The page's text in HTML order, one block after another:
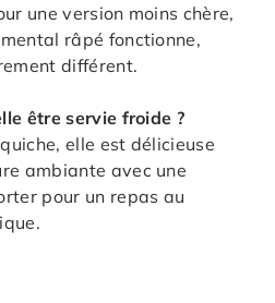
une version moins chère,
râpé fonctionne,
différent.
être servie froide ?
elle est délicieuse
ambiante avec une
pour un repas au